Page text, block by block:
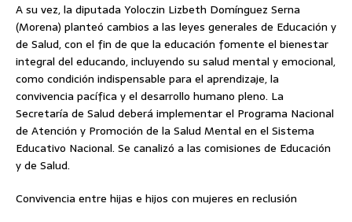
A su vez, la diputada Yoloczin Lizbeth Domínguez Serna
(Morena) planteó cambios a las leyes generales de Educación y
de Salud, con el fin de que la educación fomente el bienestar
integral del educando, incluyendo su salud mental y emocional,
como condición indispensable para el aprendizaje, la
convivencia pacífica y el desarrollo humano pleno. La
Secretaría de Salud deberá implementar el Programa Nacional
de Atención y Promoción de la Salud Mental en el Sistema
Educativo Nacional. Se canalizó a las comisiones de Educación
y de Salud.
Convivencia entre hijas e hijos con mujeres en reclusión